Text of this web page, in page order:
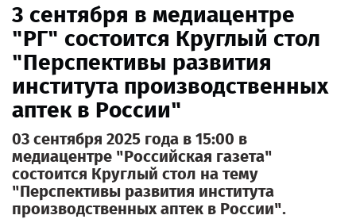
О
нас
3 сентября в медиацентре
"РГ" состоится Круглый стол
"Перспективы развития
института производственных
аптек в России"
03 сентября 2025 года в 15:00 в
медиацентре "Российская газета"
состоится Круглый стол на тему
"Перспективы развития института
производственных аптек в России".